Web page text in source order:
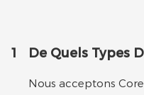
1 De Quels Types
Nous acceptons